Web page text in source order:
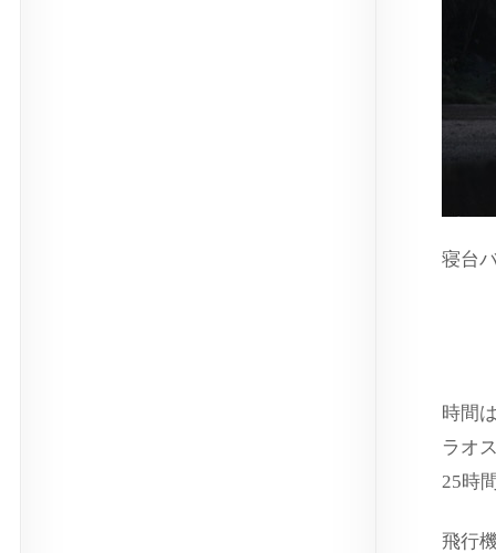
寝台
時間
ラオ
25時
飛行